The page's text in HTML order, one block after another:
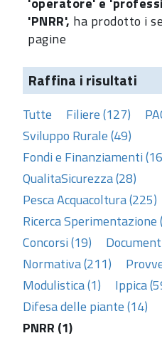
'PNRR', ha prodotto i
pagine
Raffina i risultati
Tutte Filiere (127)
Sviluppo Rurale (49)
Fondi e Finanziamenti
QualitaSicurezza (28)
Pesca Acquacoltura (225)
Ricerca Sperimentazione
Concorsi (19)
Normativa (211)
Modulistica (1)
Ippica
Difesa delle piante (14)
PNRR (1)